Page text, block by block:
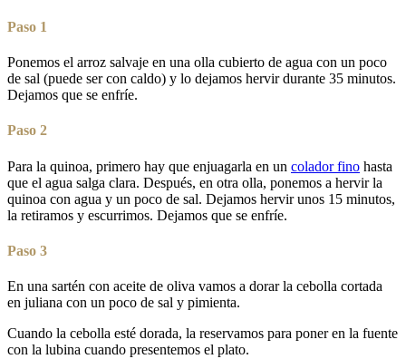
Paso 1
Ponemos el arroz salvaje en una olla cubierto de agua con un poco
de sal (puede ser con caldo) y lo dejamos hervir durante 35 minutos.
Dejamos que se enfríe.
Paso 2
Para la quinoa, primero hay que enjuagarla en un colador fino hasta
que el agua salga clara. Después, en otra olla, ponemos a hervir la
quinoa con agua y un poco de sal. Dejamos hervir unos 15 minutos,
la retiramos y escurrimos. Dejamos que se enfríe.
Paso 3
En una sartén con aceite de oliva vamos a dorar la cebolla cortada
en juliana con un poco de sal y pimienta.
Cuando la cebolla esté dorada, la reservamos para poner en la fuente
con la lubina cuando presentemos el plato.